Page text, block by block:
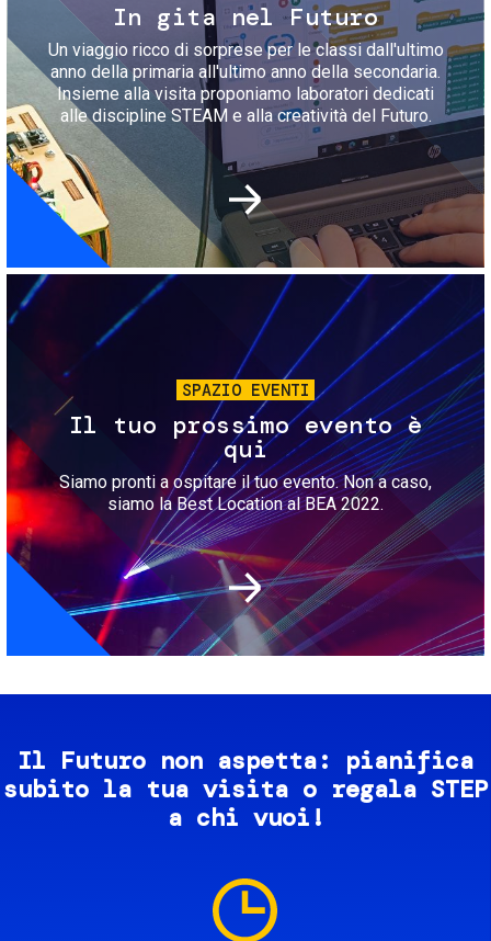
In gita nel Futuro
Un viaggio ricco di sorprese per le classi dall'ultimo
anno della primaria all'ultimo anno della secondaria.
Insieme alla visita proponiamo laboratori dedicati
alle discipline STEAM e alla creatività del Futuro.
Immagine
SPAZIO EVENTI
Il tuo prossimo evento è
qui
Siamo pronti a ospitare il tuo evento. Non a caso,
siamo la Best Location al BEA 2022.
Il Futuro non aspetta: pianifica
subito la tua visita o regala STEP
a chi vuoi!